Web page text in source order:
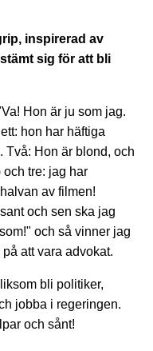
inspirerad av
sig för att bli
Hon är ju som jag.
hon har häftiga
Två: Hon är blond, och
tre: jag har
av filmen!
och sen ska jag
och så vinner jag
att vara advokat.
bli politiker,
jobba i regeringen.
och sånt!